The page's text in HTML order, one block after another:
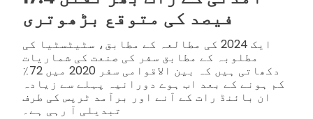
فیصد کی متوقع بڑھوتری
ایک 2024 کی مطالعہ کے مطابق، سٹیٹسٹیا کی
مطلوبہ کے مطابق سفر کی صنعت کی شماریات
دکھاتی ہیں کہ بین الاقوامی سفر 2020 میں 72٪
کم ہونے کے بعد اب ہوے دورانیہ پہلے سے زیادہ
ان بائنڈ رات کے آنے اور برآمد ٹرپس کی طرف
تبدیلی آ رہی ہے۔